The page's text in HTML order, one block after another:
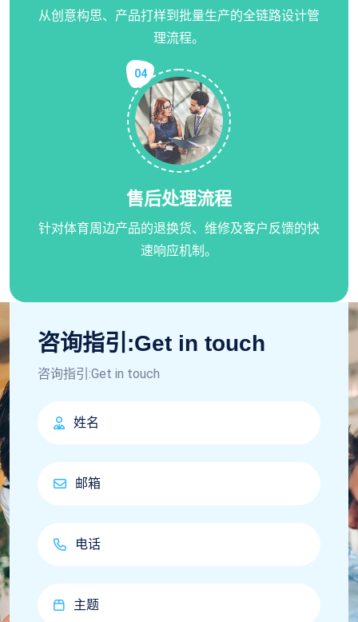
从创意构思、产品打样到批量生产的全链路设计管
理流程。
04
售后处理流程
针对体育周边产品的退换货、维修及客户反馈的快
速响应机制。
咨询指引:Get in touch
咨询指引:Get in touch